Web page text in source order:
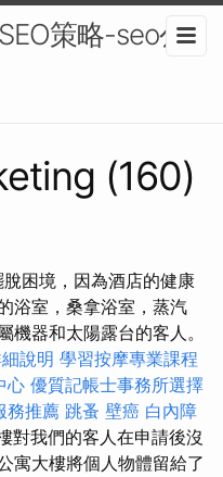
策略-seo公
(160)
困境，因為酒店的健康
浴室，桑拿浴室，蒸汽
器和太陽露台的客人。
說明 學習按摩專業課程
心 優質記帳士事務所選擇
務推薦 跳蚤 壁癌 白內障
對我們的客人在申請後沒
寓大樓將個人物體留給了